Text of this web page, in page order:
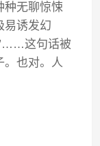
种无聊惊悚
易诱发幻
这句话被
。也对。人